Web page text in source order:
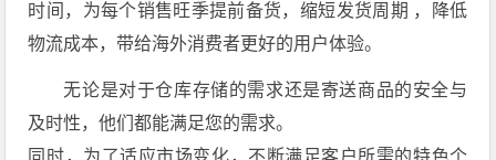
时间，为每个销售旺季提前备货，缩短发货周期 ，降低
物流成本，带给海外消费者更好的用户体验。
无论是对于仓库存储的需求还是寄送商品的安全与
及时性，他们都能满足您的需求。
同时，为了适应市场变化，不断满足客户所需的特色个